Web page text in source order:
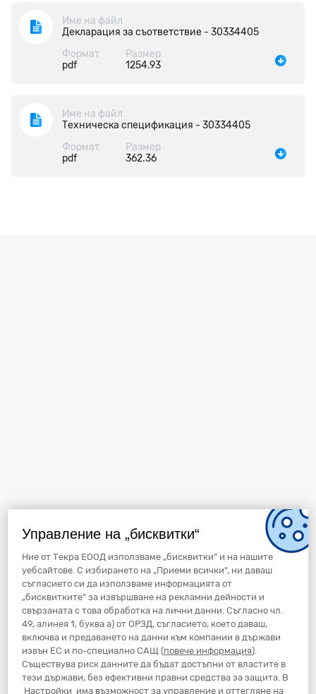
Управление на „бисквитки“
Ние от Текра ЕООД използваме „бисквитки“ и на нашите
уебсайтове. С избирането на „Приеми всички“, ни даваш
съгласието си да използваме информацията от
„бисквитките“ за извършване на рекламни дейности и
свързаната с това обработка на лични данни. Съгласно чл.
49, алинея 1, буква а) от ОРЗД, съгласието, което даваш,
включва и предаването на данни към компании в държави
извън ЕС и по-специално САЩ (повече информация).
Съществува риск данните да бъдат достъпни от властите в
тези държави, без ефективни правни средства за защита. В
Настройки има възможност за управление и оттегляне на
Име на файл
Декларация за съответствие - 30334405
Формат
pdf
Размер
1254.93
Име на файл
Техническа спецификация - 30334405
Формат
pdf
Размер
362.36